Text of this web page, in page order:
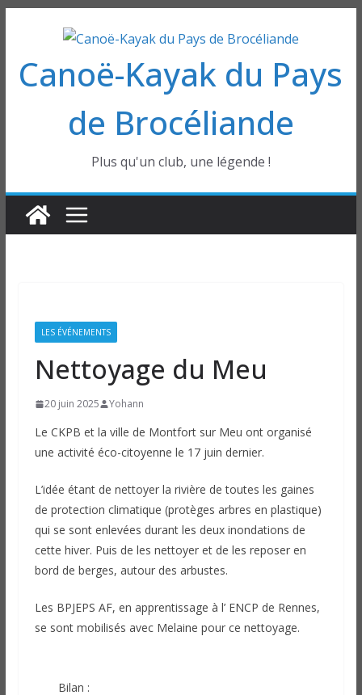
contenu
Canoë-Kayak du Pays
de Brocéliande
Plus qu'un club, une légende !
LES ÉVÉNEMENTS
Nettoyage du Meu
20 juin 2025 Yohann
Le CKPB et la ville de Montfort sur Meu ont organisé
une activité éco-citoyenne le 17 juin dernier.
L’idée étant de nettoyer la rivière de toutes les gaines
de protection climatique (protèges arbres en plastique)
qui se sont enlevées durant les deux inondations de
cette hiver. Puis de les nettoyer et de les reposer en
bord de berges, autour des arbustes.
Les BPJEPS AF, en apprentissage à l’ ENCP de Rennes,
se sont mobilisés avec Melaine pour ce nettoyage.
Bilan :